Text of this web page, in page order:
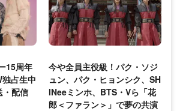
15周年
占生中
・配信
今や全員主役級！パク・ソジ
ュン、パク・ヒョンシク、SH
INeeミンホ、BTS・Vら「花
郎＜ファラン＞」で夢の共演